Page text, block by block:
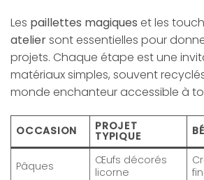
Les paillettes magiques et les
ateliersont essentielles pour
projets. Chaque étape est une
matériaux simples, souvent
monde enchanteur accessible à
OCCASION PROJET
TYPIQUE
Pâques
Œufs décorés
licorne